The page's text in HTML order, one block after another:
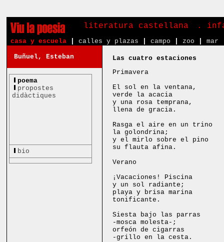
literatura castellana .
casa y escuela calles y plazas campo zoo mar
Buñuel, Esteban
poema
propostes
didàctiques
bio
Las cuatro estaciones
Primavera
El sol en la ventana,
verde la acacia
y una rosa temprana,
llena de gracia.
Rasga el aire en un trino
la golondrina;
y el mirlo sobre el pino
su flauta afina.
Verano
¡Vacaciones! Piscina
y un sol radiante;
playa y brisa marina
tonificante.
Siesta bajo las parras
-mosca molesta-;
orfeón de cigarras
-grillo en la cesta.